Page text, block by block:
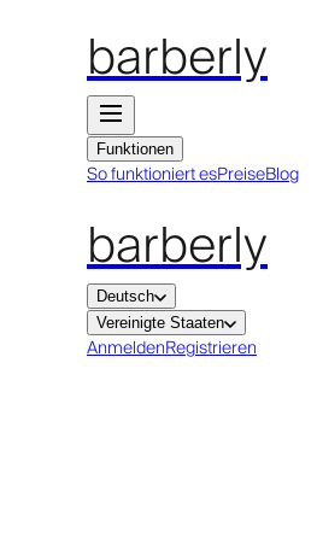
barberly
Funktionen
So funktioniert esPreiseBlog
barberly
Deutsch
Vereinigte Staaten
AnmeldenRegistrieren